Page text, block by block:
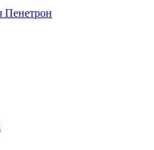
Пенетрон